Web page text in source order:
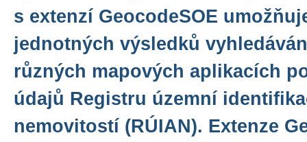
s extenzí GeocodeSOE
jednotných výsledků
různých mapových aplikacích
údajů Registru územní
nemovitostí (RÚIAN). Extenze